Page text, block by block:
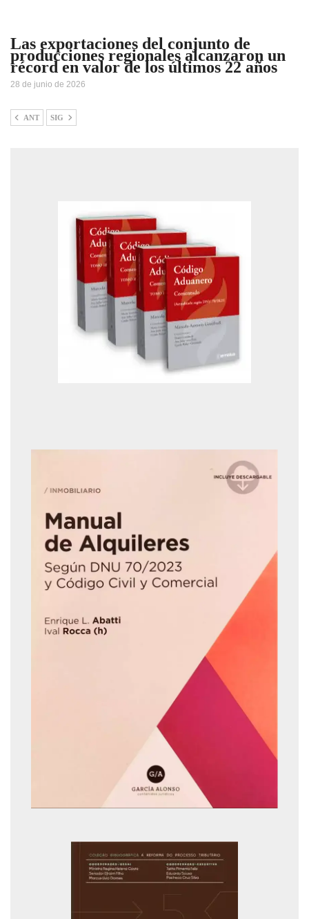
Las exportaciones del conjunto de
producciones regionales alcanzaron un
récord en valor de los últimos 22 años
28 de junio de 2026
ANT SIG